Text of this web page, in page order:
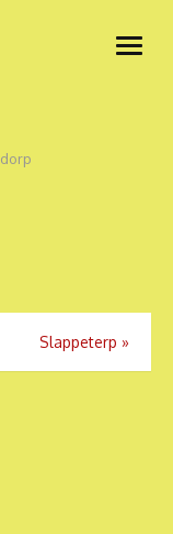
open
Slappeterp »